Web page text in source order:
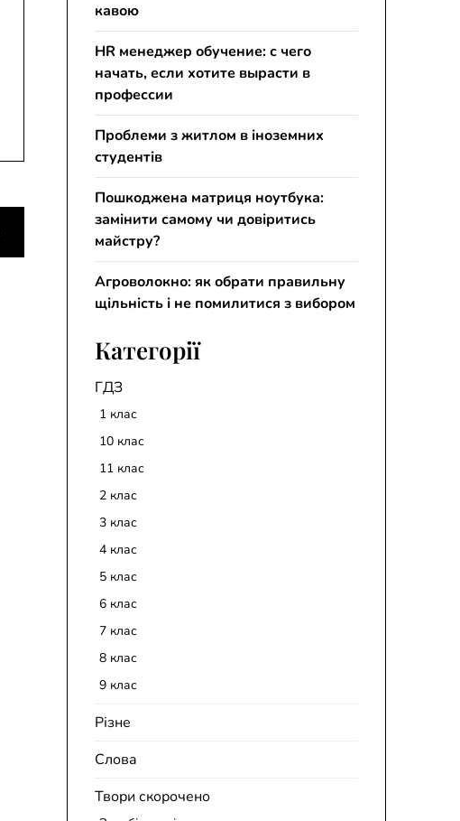
кавою
HR менеджер обучение: с чего
начать, если хотите вырасти в
профессии
Проблеми з житлом в іноземних
студентів
Пошкоджена матриця ноутбука:
замінити самому чи довіритись
майстру?
Агроволокно: як обрати правильну
щільність і не помилитися з вибором
Категорії
ГДЗ
1 клас
10 клас
11 клас
2 клас
3 клас
4 клас
5 клас
6 клас
7 клас
8 клас
9 клас
Різне
Слова
Твори скорочено